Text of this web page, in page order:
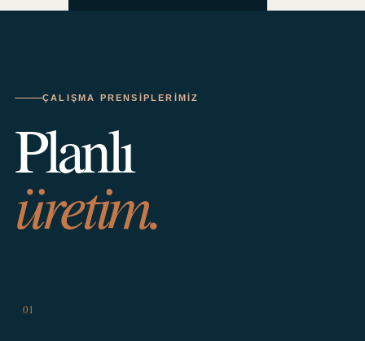
ÇALIŞMA PRENSIPLERIMIZ
Planlı
üretim.
01